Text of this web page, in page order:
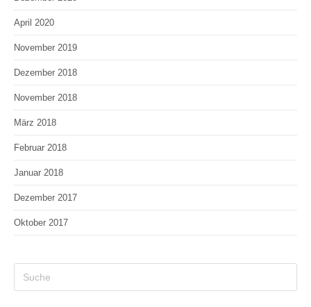
April 2020
November 2019
Dezember 2018
November 2018
März 2018
Februar 2018
Januar 2018
Dezember 2017
Oktober 2017
Search
this